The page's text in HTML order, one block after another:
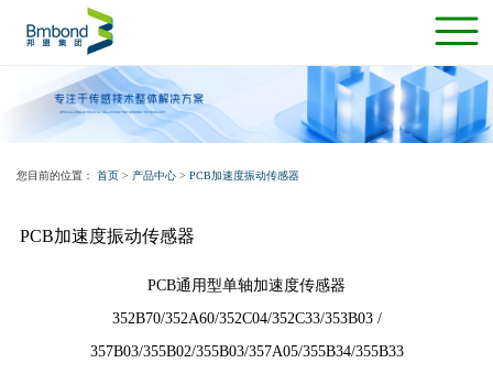
您目前的位置： 首页 > 产品中心 > PCB加速度振动传感器
PCB加速度振动传感器
PCB通用型单轴加速度传感器
352B70/352A60/352C04/352C33/353B03 /
357B03/355B02/355B03/357A05/355B34/355B33